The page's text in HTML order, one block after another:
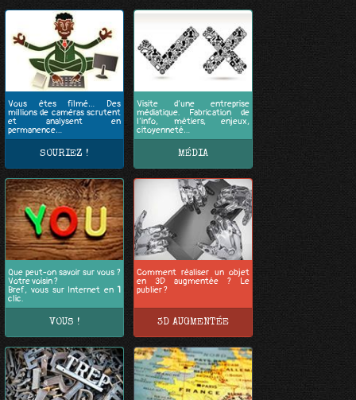
Vous êtes filmé… Des
millions de caméras scrutent
et analysent en
permanence…
SOURIEZ !
Visite d’une entreprise
médiatique. Fabrication de
l’info, métiers, enjeux,
citoyenneté…
MÉDIA
Que peut-on savoir sur vous ?
Votre voisin ?
Bref, vous sur Internet en 1
clic.
VOUS !
Comment réaliser un objet
en 3D augmentée ? Le
publier ?
3D AUGMENTÉE